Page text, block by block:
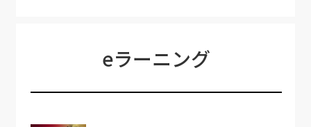
eラーニング